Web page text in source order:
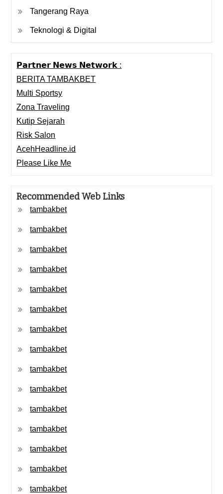
Tangerang Raya
Teknologi & Digital
𝗣𝗮𝗿𝘁𝗻𝗲𝗿 𝗡𝗲𝘄𝘀 𝗡𝗲𝘁𝘄𝗼𝗿𝗸 :
BERITA TAMBAKBET
Multi Sportsy
Zona Traveling
Kutip Sejarah
Risk Salon
AcehHeadline.id
Please Like Me
Recommended Web Links
tambakbet
tambakbet
tambakbet
tambakbet
tambakbet
tambakbet
tambakbet
tambakbet
tambakbet
tambakbet
tambakbet
tambakbet
tambakbet
tambakbet
tambakbet